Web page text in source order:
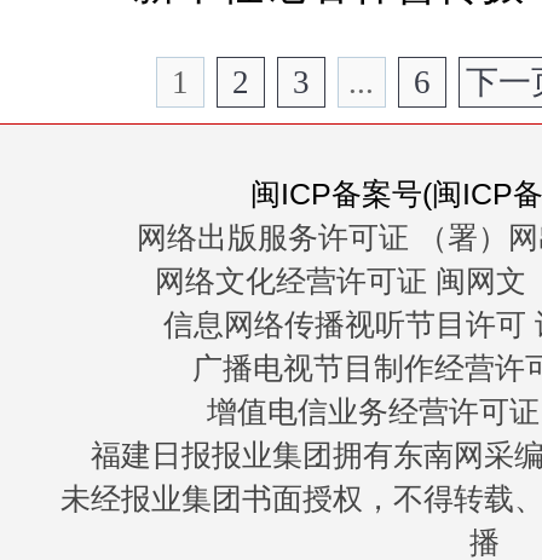
1 2 3 ... 6 下一
闽ICP备案号(闽ICP
网络出版服务许可证 （署）
网络文化经营许可证 闽网文
信息网络传播视听节目许可
广播电视节目制作经营许
增值电信业务经营许可
福建日报报业集团拥有东南网采
未经报业集团书面授权，不得转载
播